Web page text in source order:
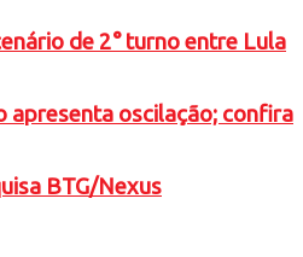
de 2° turno entre Lula
apresenta oscilação; confira
BTG/Nexus